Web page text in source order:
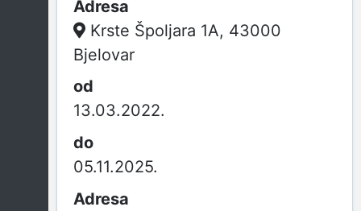
Krste Špoljara 1A, 43000
Bjelovar
13.03.2022.
05.11.2025.